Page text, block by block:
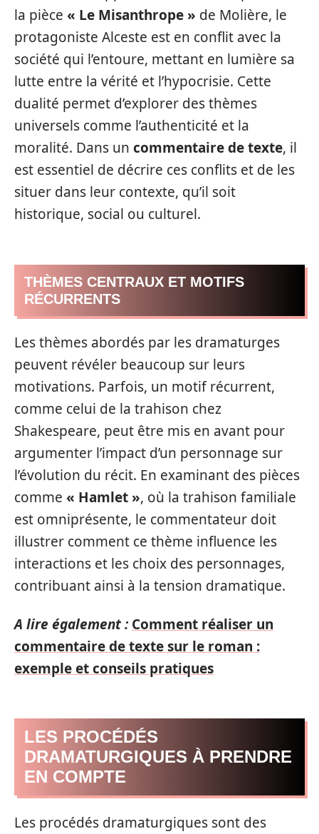
la pièce « Le Misanthrope » de Molière, le
protagoniste Alceste est en conflit avec la
société qui l’entoure, mettant en lumière sa
lutte entre la vérité et l’hypocrisie. Cette
dualité permet d’explorer des thèmes
universels comme l’authenticité et la
moralité. Dans un commentaire de texte, il
est essentiel de décrire ces conflits et de les
situer dans leur contexte, qu’il soit
historique, social ou culturel.
THÈMES CENTRAUX ET MOTIFS
RÉCURRENTS
Les thèmes abordés par les dramaturges
peuvent révéler beaucoup sur leurs
motivations. Parfois, un motif récurrent,
comme celui de la trahison chez
Shakespeare, peut être mis en avant pour
argumenter l’impact d’un personnage sur
l’évolution du récit. En examinant des pièces
comme « Hamlet », où la trahison familiale
est omniprésente, le commentateur doit
illustrer comment ce thème influence les
interactions et les choix des personnages,
contribuant ainsi à la tension dramatique.
A lire également : Comment réaliser un
commentaire de texte sur le roman :
exemple et conseils pratiques
LES PROCÉDÉS
DRAMATURGIQUES À PRENDRE
EN COMPTE
Les procédés dramaturgiques sont des